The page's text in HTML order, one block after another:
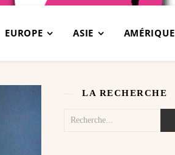
EUROPE ASIE AMÉRIQUE
LA RECHERCHE